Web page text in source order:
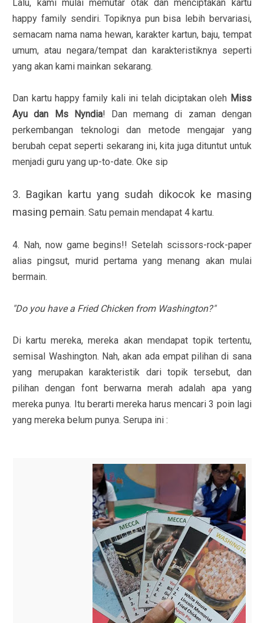
Lalu, kami mulai memutar otak dan menciptakan kartu
happy family sendiri. Topiknya pun bisa lebih bervariasi,
semacam nama nama hewan, karakter kartun, baju, tempat
umum, atau negara/tempat dan karakteristiknya seperti
yang akan kami mainkan sekarang.
Dan kartu happy family kali ini telah diciptakan oleh Miss
Ayu dan Ms Nyndia! Dan memang di zaman dengan
perkembangan teknologi dan metode mengajar yang
berubah cepat seperti sekarang ini, kita juga dituntut untuk
menjadi guru yang up-to-date. Oke sip
3. Bagikan kartu yang sudah dikocok ke masing
masing pemain. Satu pemain mendapat 4 kartu.
4. Nah, now game begins!! Setelah scissors-rock-paper
alias pingsut, murid pertama yang menang akan mulai
bermain.
"Do you have a Fried Chicken from Washington?"
Di kartu mereka, mereka akan mendapat topik tertentu,
semisal Washington. Nah, akan ada empat pilihan di sana
yang merupakan karakteristik dari topik tersebut, dan
pilihan dengan font berwarna merah adalah apa yang
mereka punya. Itu berarti mereka harus mencari 3 poin lagi
yang mereka belum punya. Serupa ini :